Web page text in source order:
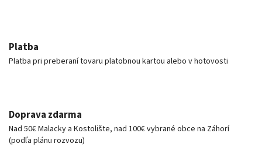
Platba
Platba pri preberaní tovaru platobnou kartou alebo v hotovosti
Doprava zdarma
Nad 50€ Malacky a Kostolište, nad 100€ vybrané obce na Záhorí
(podľa plánu rozvozu)